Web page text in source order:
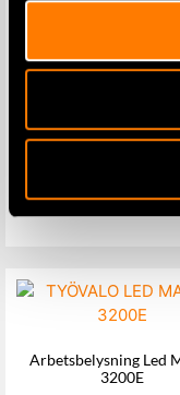
mobil tank med
Lägg till i
Arbetsbelysning Led
3200E